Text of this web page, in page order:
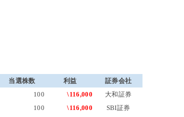
当選株数 利益
証券会社
100
\116,000
大和証券
100
\116,000
SBI証券